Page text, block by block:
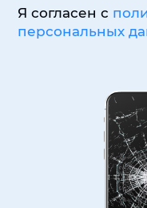
Я согласен с
персональных